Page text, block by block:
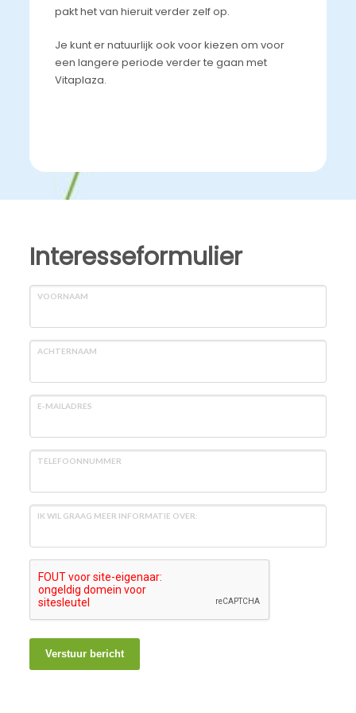
pakt het van hieruit verder zelf op.
Je kunt er natuurlijk ook voor kiezen om voor
een langere periode verder te gaan met
Vitaplaza.
Interesseformulier
VOORNAAM
ACHTERNAAM
E-MAILADRES
TELEFOONNUMMER
IK WIL GRAAG MEER INFORMATIE OVER:
Verstuur bericht